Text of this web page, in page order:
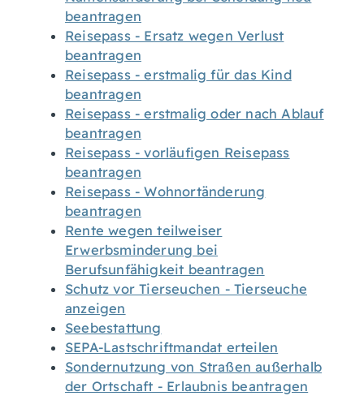
beantragen
Reisepass - Ersatz wegen Verlust
beantragen
Reisepass - erstmalig für das Kind
beantragen
Reisepass - erstmalig oder nach Ablauf
beantragen
Reisepass - vorläufigen Reisepass
beantragen
Reisepass - Wohnortänderung
beantragen
Rente wegen teilweiser
Erwerbsminderung bei
Berufsunfähigkeit beantragen
Schutz vor Tierseuchen - Tierseuche
anzeigen
Seebestattung
SEPA-Lastschriftmandat erteilen
Sondernutzung von Straßen außerhalb
der Ortschaft - Erlaubnis beantragen